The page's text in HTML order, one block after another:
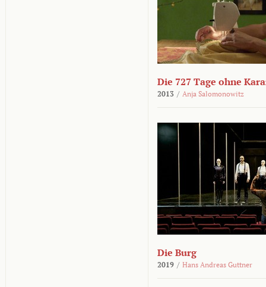
Die 727 Tage ohne
2013 / Anja Salomonowitz
Die Burg
2019 / Hans Andreas Guttner